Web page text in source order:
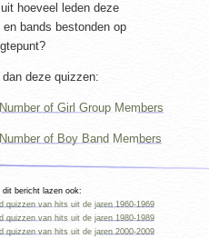
hoeveel leden deze
en bands bestonden op
dan deze quizzen:
Number of Girl Group Members
Number of Boy Band Members
dit bericht lazen ook:
quizzen van hits uit de jaren 1960-1969
quizzen van hits uit de jaren 1980-1989
quizzen van hits uit de jaren 2000-2009